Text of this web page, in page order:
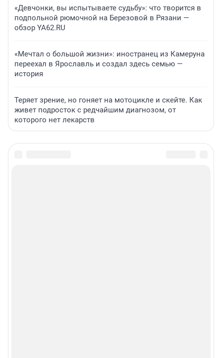
«Девчонки, вы испытываете судьбу»: что творится в
подпольной рюмочной на Березовой в Рязани —
обзор YA62.RU
«Мечтал о большой жизни»: иностранец из Камеруна
переехал в Ярославль и создал здесь семью —
история
Теряет зрение, но гоняет на мотоцикле и скейте. Как
живет подросток с редчайшим диагнозом, от
которого нет лекарств